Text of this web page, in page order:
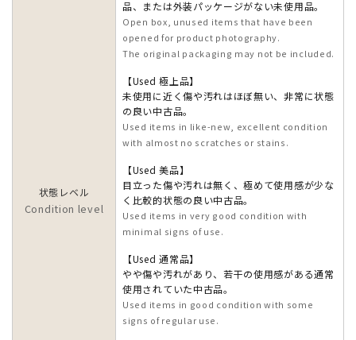
状態レベル
Condition level
品、または外装パッケージがない未使用品。
Open box, unused items that have been
opened for product photography.
The original packaging may not be included.
【Used 極上品】
未使用に近く傷や汚れはほぼ無い、非常に状態
の良い中古品。
Used items in like-new, excellent condition
with almost no scratches or stains.
【Used 美品】
目立った傷や汚れは無く、極めて使用感が少な
く比較的状態の良い中古品。
Used items in very good condition with
minimal signs of use.
【Used 通常品】
やや傷や汚れがあり、若干の使用感がある通常
使用されていた中古品。
Used items in good condition with some
signs of regular use.